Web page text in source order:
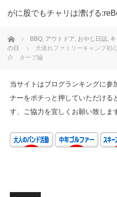
がに股でもチャリは漕げる
ホーム BBQ, アウトドア, おやじ日誌,
の日
犬連れファミリーキャンプ初
介 タープ編
当サイトはブログランキングに参
ナーをポチっと押していただける
す、ご協力を宜しくお願い致しま